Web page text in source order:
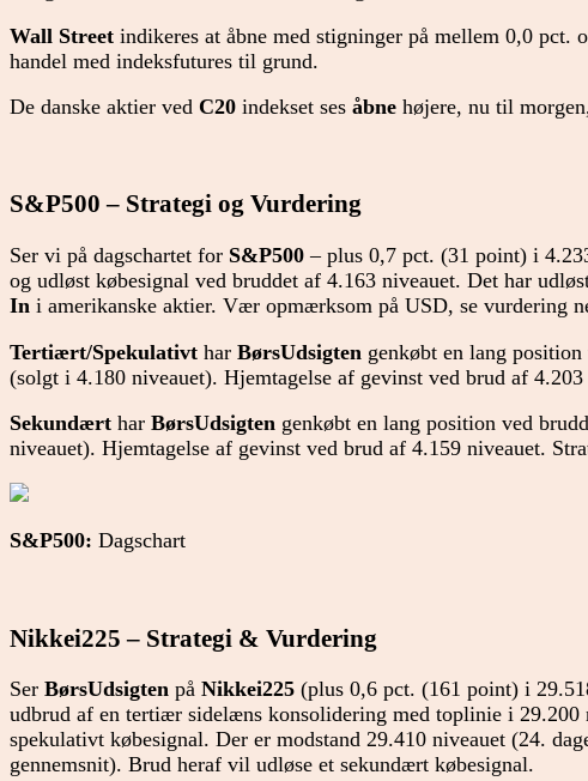
Wall Street indikeres at åbne med stigninger på mellem 0,0 pct.
handel med indeksfutures til grund.
De danske aktier ved C20 indekset ses åbne højere, nu til
S&P500 – Strategi og Vurdering
Ser vi på dagschartet for S&P500 – plus 0,7 pct. (31 point) i
og udløst købesignal ved bruddet af 4.163 niveauet. Det har
In i amerikanske aktier. Vær opmærksom på USD, se vurdering
Tertiært/Spekulativt har BørsUdsigten genkøbt en lang
(solgt i 4.180 niveauet). Hjemtagelse af gevinst ved brud af
Sekundært har BørsUdsigten genkøbt en lang position ved
niveauet). Hjemtagelse af gevinst ved brud af 4.159 niveauet.
S&P500: Dagschart
Nikkei225 – Strategi & Vurdering
Ser BørsUdsigten på Nikkei225 (plus 0,6 pct. (161 point) i
udbrud af en tertiær sidelæns konsolidering med toplinie i 29.200
spekulativt købesignal. Der er modstand 29.410 niveauet (24.
gennemsnit). Brud heraf vil udløse et sekundært købesignal.